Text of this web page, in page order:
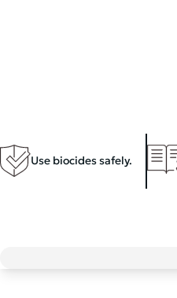
Use biocides safely.